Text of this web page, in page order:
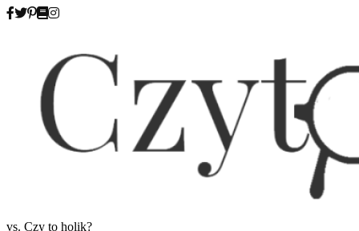
Skip
vs. Czy to holik?